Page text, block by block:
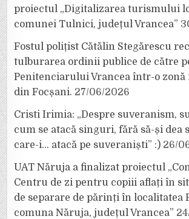
proiectul „Digitalizarea turismului
comunei Tulnici, județul Vrancea”
Fostul polițist Cătălin Stegărescu
tulburarea ordinii publice de către
Penitenciarului Vrancea într-o zonă
din Focșani. 27/06/2026
Cristi Irimia: „Despre suveranism,
cum se atacă singuri, fără să-și dea
care-i… atacă pe suveraniști” :) 26/
UAT Năruja a finalizat proiectul
Centru de zi pentru copiii aflați în
de separare de părinți în localitatea
comuna Năruja, județul Vrancea”